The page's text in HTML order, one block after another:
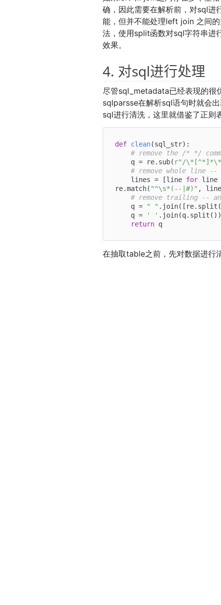
确，因此需要在解析前，对sql
能，但并不能处理left join 之间
法，使用split函数对sql字符串进
效果。
4. 对sql进行处理
尽管sql_metadata已经表现的很
sqlparsse在解析sql语句时就会
sql进行清洗，这里就借鉴了正则
def clean(sql_str):
# remove the /* */
    q = re.sub(
r"/
# remove whole line --
    lines = [line
for
re.match( "^\s*(--|#)" ,
# remove trailing --
    q =
" "
    q =
' '
return
在抽取table之前，先对数据进行